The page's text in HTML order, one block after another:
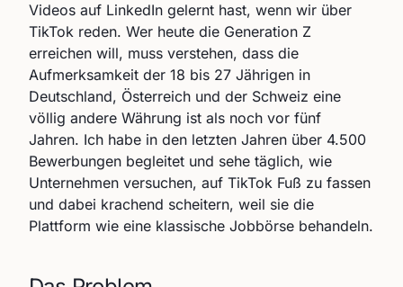
Videos auf LinkedIn gelernt hast, wenn wir über
TikTok reden. Wer heute die Generation Z
erreichen will, muss verstehen, dass die
Aufmerksamkeit der 18 bis 27 Jährigen in
Deutschland, Österreich und der Schweiz eine
völlig andere Währung ist als noch vor fünf
Jahren. Ich habe in den letzten Jahren über 4.500
Bewerbungen begleitet und sehe täglich, wie
Unternehmen versuchen, auf TikTok Fuß zu fassen
und dabei krachend scheitern, weil sie die
Plattform wie eine klassische Jobbörse behandeln.